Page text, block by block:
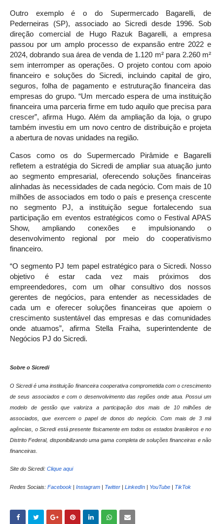
Outro exemplo é o do Supermercado Bagarelli, de
Pederneiras (SP), associado ao Sicredi desde 1996. Sob
direção comercial de Hugo Razuk Bagarelli, a empresa
passou por um amplo processo de expansão entre 2022 e
2024, dobrando sua área de venda de 1.120 m² para 2.260 m²
sem interromper as operações. O projeto contou com apoio
financeiro e soluções do Sicredi, incluindo capital de giro,
seguros, folha de pagamento e estruturação financeira das
empresas do grupo. “Um mercado espera de uma instituição
financeira uma parceria firme em tudo aquilo que precisa para
crescer”, afirma Hugo. Além da ampliação da loja, o grupo
também investiu em um novo centro de distribuição e projeta
a abertura de novas unidades na região.
Casos como os do Supermercado Pirâmide e Bagarelli
refletem a estratégia do Sicredi de ampliar sua atuação junto
ao segmento empresarial, oferecendo soluções financeiras
alinhadas às necessidades de cada negócio. Com mais de 10
milhões de associados em todo o país e presença crescente
no segmento PJ, a instituição segue fortalecendo sua
participação em eventos estratégicos como o Festival APAS
Show, ampliando conexões e impulsionando o
desenvolvimento regional por meio do cooperativismo
financeiro.
“O segmento PJ tem papel estratégico para o Sicredi. Nosso
objetivo é estar cada vez mais próximos dos
empreendedores, com um olhar consultivo dos nossos
gerentes de negócios, para entender as necessidades de
cada um e oferecer soluções financeiras que apoiem o
crescimento sustentável das empresas e das comunidades
onde atuamos”, afirma Stella Fraiha, superintendente de
Negócios PJ do Sicredi.
Sobre o Sicredi
O Sicredi é uma instituição financeira cooperativa comprometida com o crescimento
de seus associados e com o desenvolvimento das regiões onde atua. Possui um
modelo de gestão que valoriza a participação dos mais de 10 milhões de
associados, que exercem o papel de donos do negócio. Com mais de 3 mil
agências, o Sicredi está presente fisicamente em todos os estados brasileiros e no
Distrito Federal, disponibilizando uma gama completa de soluções financeiras e não
financeiras.
Site do Sicredi: Clique aqui
Redes Sociais: Facebook | Instagram | Twitter | LinkedIn | YouTube | TikTok